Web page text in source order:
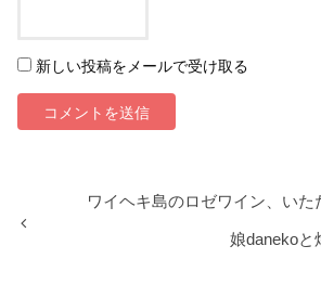
新しい投稿をメールで受け取る
ワイヘキ島のロゼワイン、いた
娘danekoと